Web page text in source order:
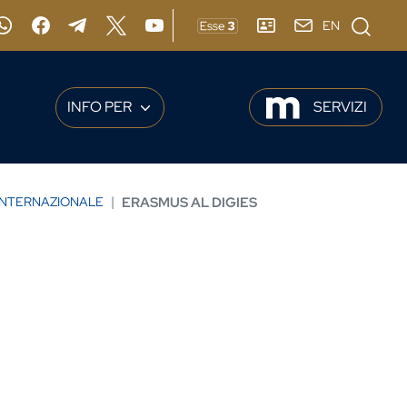
FacebookTelegram
X YouTubeESSE3 RUBRICA
webmail
EN Cerca
INFO PER SERVIZI
ERASMUS AL DIGIES